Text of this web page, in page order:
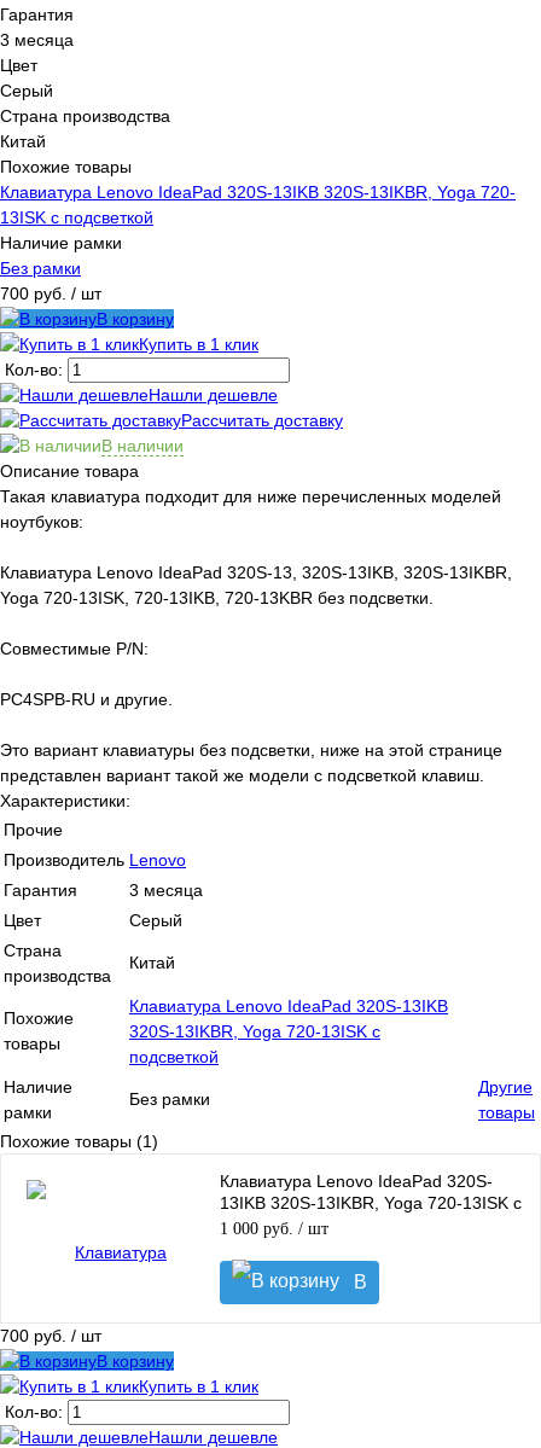
Гарантия
3 месяца
Цвет
Серый
Страна производства
Китай
Похожие товары
Клавиатура Lenovo IdeaPad 320S-13IKB 320S-13IKBR, Yoga 720-
13ISK с подсветкой
Наличие рамки
Без рамки
700 руб. / шт
В корзину
Купить в 1 клик
Кол-во:
Нашли дешевле
Рассчитать доставку
В наличии
Описание товара
Такая клавиатура подходит для ниже перечисленных моделей
ноутбуков:
Клавиатура Lenovo IdeaPad 320S-13, 320S-13IKB, 320S-13IKBR,
Yoga 720-13ISK, 720-13IKB, 720-13KBR без подсветки.
Совместимые P/N:
PC4SPB-RU и другие.
Это вариант клавиатуры без подсветки, ниже на этой странице
представлен вариант такой же модели с подсветкой клавиш.
Характеристики:
Прочие
Производитель Lenovo
Гарантия
3 месяца
Цвет
Серый
Страна
производства
Китай
Похожие
товары
Клавиатура Lenovo IdeaPad 320S-13IKB
320S-13IKBR, Yoga 720-13ISK с
подсветкой
Наличие
рамки
Без рамки
Другие
товары
Похожие товары (1)
Клавиатура Lenovo IdeaPad 320S-
13IKB 320S-13IKBR, Yoga 720-13ISK с
подсветкой
1 000 руб. / шт
В
корзину
700 руб. / шт
В корзину
Купить в 1 клик
Кол-во:
Нашли дешевле